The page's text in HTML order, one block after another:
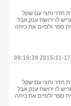
40, שחי בדירת חדר וחצי עם שקל
לו ירושת ענק,אבל
ספר ולסיים את כיתה
2015-11-17 09:19:39
40, שחי בדירת חדר וחצי עם שקל
לו ירושת ענק,אבל
ספר ולסיים את כיתה